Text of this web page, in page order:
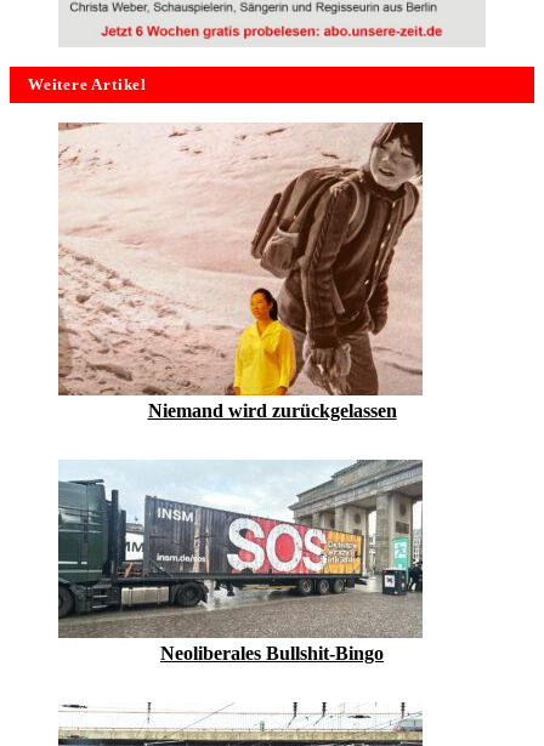
Weitere Artikel
Niemand wird zurückgelassen
Neoliberales Bullshit-Bingo